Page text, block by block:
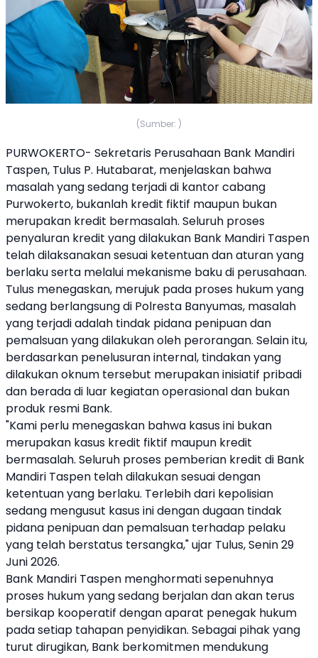
(Sumber: )
PURWOKERTO- Sekretaris Perusahaan Bank Mandiri
Taspen, Tulus P. Hutabarat, menjelaskan bahwa
masalah yang sedang terjadi di kantor cabang
Purwokerto, bukanlah kredit fiktif maupun bukan
merupakan kredit bermasalah. Seluruh proses
penyaluran kredit yang dilakukan Bank Mandiri Taspen
telah dilaksanakan sesuai ketentuan dan aturan yang
berlaku serta melalui mekanisme baku di perusahaan.
Tulus menegaskan, merujuk pada proses hukum yang
sedang berlangsung di Polresta Banyumas, masalah
yang terjadi adalah tindak pidana penipuan dan
pemalsuan yang dilakukan oleh perorangan. Selain itu,
berdasarkan penelusuran internal, tindakan yang
dilakukan oknum tersebut merupakan inisiatif pribadi
dan berada di luar kegiatan operasional dan bukan
produk resmi Bank.
"Kami perlu menegaskan bahwa kasus ini bukan
merupakan kasus kredit fiktif maupun kredit
bermasalah. Seluruh proses pemberian kredit di Bank
Mandiri Taspen telah dilakukan sesuai dengan
ketentuan yang berlaku. Terlebih dari kepolisian
sedang mengusut kasus ini dengan dugaan tindak
pidana penipuan dan pemalsuan terhadap pelaku
yang telah berstatus tersangka," ujar Tulus, Senin 29
Juni 2026.
Bank Mandiri Taspen menghormati sepenuhnya
proses hukum yang sedang berjalan dan akan terus
bersikap kooperatif dengan aparat penegak hukum
pada setiap tahapan penyidikan. Sebagai pihak yang
turut dirugikan, Bank berkomitmen mendukung